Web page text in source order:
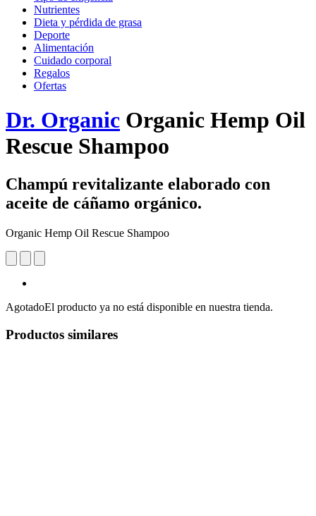
Nutrientes
Dieta y pérdida de grasa
Deporte
Alimentación
Cuidado corporal
Regalos
Ofertas
Dr. Organic Organic Hemp Oil
Rescue Shampoo
Champú revitalizante elaborado con
aceite de cáñamo orgánico.
Organic Hemp Oil Rescue Shampoo
AgotadoEl producto ya no está disponible en nuestra tienda.
Productos similares